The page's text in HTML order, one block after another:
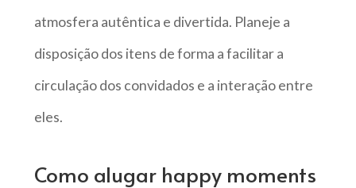
atmosfera autêntica e divertida. Planeje a
disposição dos itens de forma a facilitar a
circulação dos convidados e a interação entre
eles.
Como alugar happy moments